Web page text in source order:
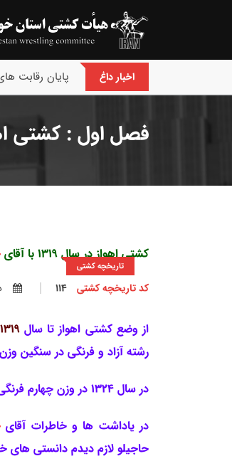
اخبار داغ پایان رقابت
فصل اول : کشتی
تاریخچه کشتی
کشتی اهواز در سال 1319 با آقای
کد تاریخچه کشتی
از وضع کشتی اهواز تا سال 1319
رشته آزاد و فرنگی در سنگین
در سال 1324 در وزن چهارم فرنگی آقای
در یاداشت ها و خاطرات آقای
حاجیلو لازم دیدم دانستی های